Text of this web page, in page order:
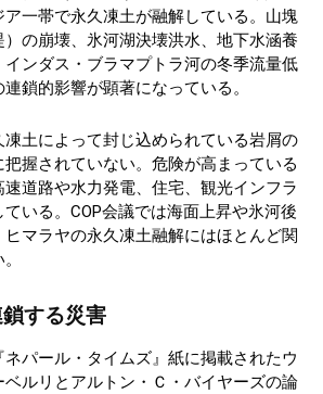
一帯で永久凍土が融解している。山塊
の崩壊、氷河湖決壊洪水、地下水涵養
ンダス・ブラマプトラ河の冬季流量低
鎖的影響が顕著になっている。
凍土によって封じ込められている岩屑の
握されていない。危険が高まっている
道路や水力発電、住宅、観光インフラ
いる。COP会議では海面上昇や氷河後
マラヤの永久凍土融解にはほとんど関
する災害
ネパール・タイムズ』紙に掲載されたウ
ベルリとアルトン・Ｃ・バイヤーズの論